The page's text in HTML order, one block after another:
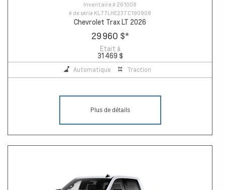
Inventaire # 261008
# de série KL77LHE23TC190908
Chevrolet Trax LT 2026
29 960 $*
Etait à
31 469 $
Automatique Traction
Plus de détails